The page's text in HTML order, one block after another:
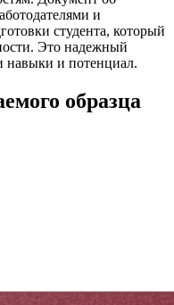
и
студентa, который
Это надежный
навыки и потенциал.
образца